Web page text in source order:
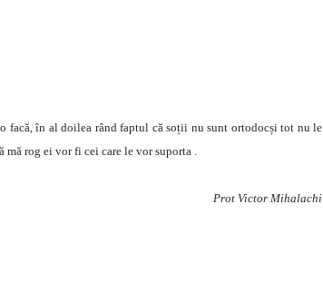
facă, în al doilea rând faptul că soții nu sunt ortodocși tot nu le
mă rog ei vor fi cei care le vor suporta .
Prot Victor Mihalachi